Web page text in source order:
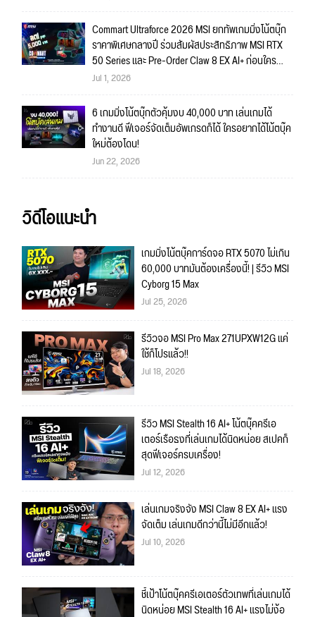
Commart Ultraforce 2026 MSI ยกทัพเกมมิ่งโน้ตบุ๊ก
ราคาพิเศษกลางปี ร่วมสัมผัสประสิทธิภาพ MSI RTX
50 Series และ Pre-Order Claw 8 EX AI+ ก่อนใคร
พร้อมของรางวัลเข้าร่วมกิจกรรมในงาน!
Jul 1, 2026
6 เกมมิ่งโน้ตบุ๊กตัวคุ้มงบ 40,000 บาท เล่นเกมได้
ทำงานดี ฟีเจอร์จัดเต็มอัพเกรดก็ได้ ใครอยากได้โน้ตบุ๊ค
ใหม่ต้องโดน!
Jun 22, 2026
วิดีโอแนะนำ
เกมมิ่งโน้ตบุ๊คการ์ดจอ RTX 5070 ไม่เกิน
60,000 บาทมันต้องเครื่องนี้! | รีวิว MSI
Cyborg 15 Max
Jul 25, 2026
รีวิวจอ MSI Pro Max 271UPXW12G แค่
ใช้ก็โปรแล้ว!!
Jul 18, 2026
รีวิว MSI Stealth 16 AI+ โน้ตบุ๊คครีเอ
เตอร์เรือธงที่เล่นเกมได้นิดหน่อย สเปคก็
สุดฟีเจอร์ครบเครื่อง!
Jul 12, 2026
เล่นเกมจริงจัง MSI Claw 8 EX AI+ แรง
จัดเต็ม เล่นเกมดีกว่านี้ไม่มีอีกแล้ว!
Jul 10, 2026
ชี้เป้าโน้ตบุ๊คครีเอเตอร์ตัวเทพที่เล่นเกมได้
นิดหน่อย MSI Stealth 16 AI+ แรงไม่ง้อ